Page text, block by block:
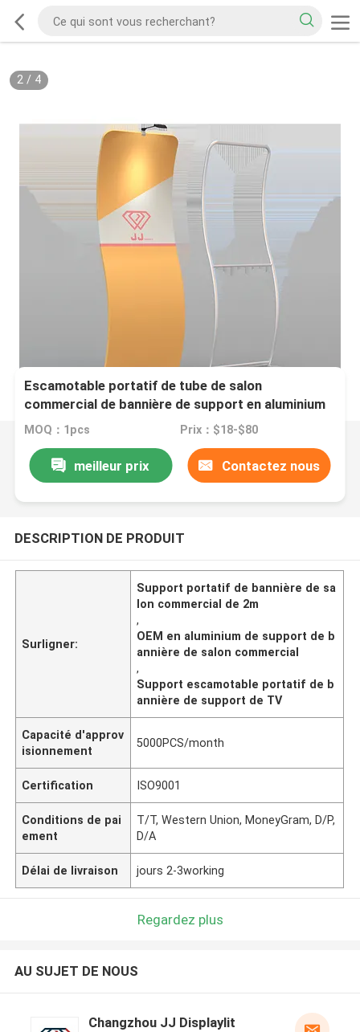
2/ 4
Escamotable portatif de tube de salon
commercial de bannière de support en aluminium
du support TV
MOQ：1pcs Prix：$18-$80
meilleur prix Contactez nous
DESCRIPTION DE PRODUIT
Surligner:
Support portatif de bannière de sa
lon commercial de 2m
,
OEM en aluminium de support de b
annière de salon commercial
,
Support escamotable portatif de b
annière de support de TV
Capacité d'approv
isionnement
5000PCS/month
Certification ISO9001
Conditions de pai
ement
T/T, Western Union, MoneyGram, D/P,
D/A
Délai de livraison jours 2-3working
Regardez plus
AU SUJET DE NOUS
Changzhou JJ Displaylit